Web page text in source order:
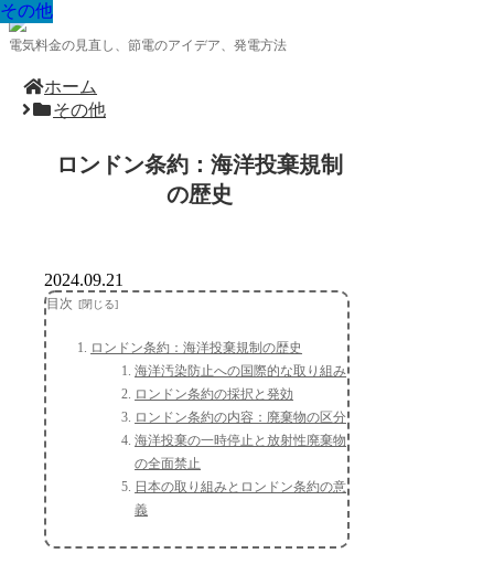
電気料金の見直し、節電のアイデア、発電方法
ホーム
その他
ロンドン条約：海洋投棄規制
の歴史
その他
2024.09.21
目次
ロンドン条約：海洋投棄規制の歴史
海洋汚染防止への国際的な取り組み
ロンドン条約の採択と発効
ロンドン条約の内容：廃棄物の区分
海洋投棄の一時停止と放射性廃棄物
の全面禁止
日本の取り組みとロンドン条約の意
義
その他
その他
その他
その他
その他
その他
その他
その他